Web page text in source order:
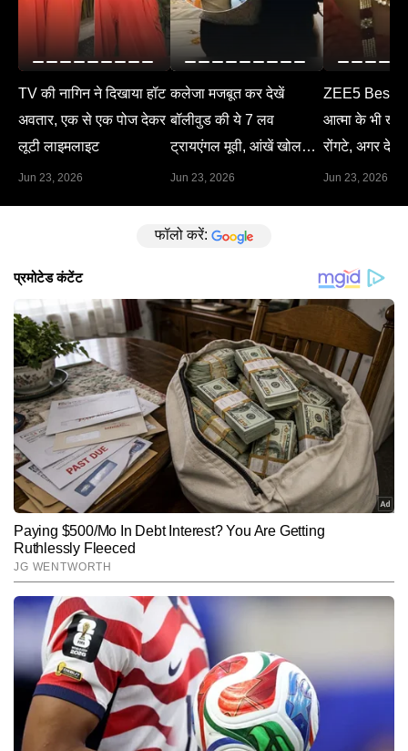
TV की नागिन ने दिखाया हॉट
अवतार, एक से एक पोज देकर
लूटी लाइमलाइट
Jun 23, 2026
कलेजा मजबूत कर देखें
बॉलीवुड की ये 7 लव
ट्रायएंगल मूवी, आंखें खोल
देगा हर सीन
Jun 23, 2026
ZEE5 Best
आत्मा के भी खड़े
रोंगटे, अगर देख
Jun 23, 2026
फॉलो करें: